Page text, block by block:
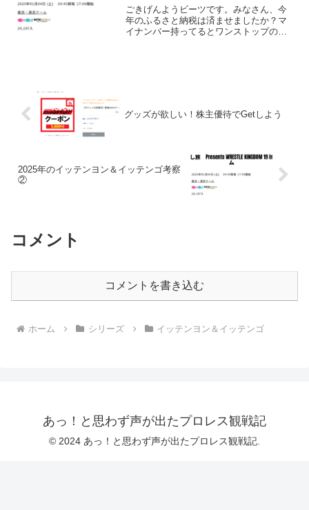
ごきげんようビーツです。みなさん、今
年のふるさと納税は済ませましたか？マ
イナンバー持ってるとワンストップの処
グッズが欲しい！株主優待でGetしよう
2025年のイッテンヨン＆イッテンゴ考察
②
コメント
コメントを書き込む
ホーム シリーズ イッテンヨン＆イッテンゴ
あっ！と思わず声が出たプロレス観戦記
© 2024 あっ！と思わず声が出たプロレス観戦記.